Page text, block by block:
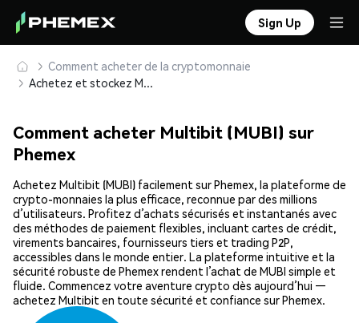
Sign Up
Comment acheter de la cryptomonnaie
Achetez et stockez Multibit (MUBI) en toute sécurité
Comment acheter Multibit (MUBI) sur
Phemex
Achetez Multibit (MUBI) facilement sur Phemex, la plateforme de
crypto-monnaies la plus efficace, reconnue par des millions
d’utilisateurs. Profitez d’achats sécurisés et instantanés avec
des méthodes de paiement flexibles, incluant cartes de crédit,
virements bancaires, fournisseurs tiers et trading P2P,
accessibles dans le monde entier. La plateforme intuitive et la
sécurité robuste de Phemex rendent l’achat de MUBI simple et
fluide. Commencez votre aventure crypto dès aujourd’hui —
achetez Multibit en toute sécurité et confiance sur Phemex.